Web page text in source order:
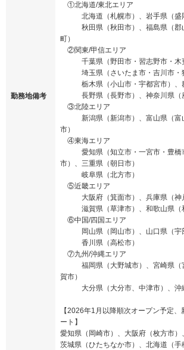
勤務地備考
①北海道/東北エリア
北海道（札幌市）、岩手県（盛
秋田県（秋田市）、福島県（郡
町）
②関東/甲信エリア
千葉県（野田市・習志野市・木更
埼玉県（さいたま市・吉川市・狭
栃木県（小山市・宇都宮市）、群
長野県（長野市）、神奈川県（
③北陸エリア
新潟県（新潟市）、富山県（富
市）
④東海エリア
愛知県（知立市・一宮市・豊橋
市）、三重県（朝日市）
岐阜県（北方市）
⑤近畿エリア
大阪府（箕面市）、兵庫県（神戸
滋賀県（草津市）、和歌山県（和
⑥中国/四国エリア
岡山県（岡山市）、山口県（宇
香川県（高松市）
⑦九州/沖縄エリア
福岡県（大野城市）、宮崎県（
賀市）
大分県（大分市、中津市）、沖縄
【2026年1月以降順次オープン予定
ート】
愛知県（岡崎市）、大阪府（枚方市）
茨城県（ひたちなか市）、北海道（手